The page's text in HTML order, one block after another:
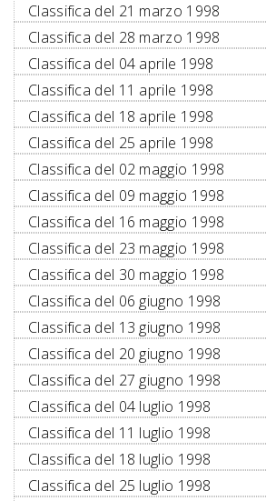
Classifica del 21 marzo 1998
Classifica del 28 marzo 1998
Classifica del 04 aprile 1998
Classifica del 11 aprile 1998
Classifica del 18 aprile 1998
Classifica del 25 aprile 1998
Classifica del 02 maggio 1998
Classifica del 09 maggio 1998
Classifica del 16 maggio 1998
Classifica del 23 maggio 1998
Classifica del 30 maggio 1998
Classifica del 06 giugno 1998
Classifica del 13 giugno 1998
Classifica del 20 giugno 1998
Classifica del 27 giugno 1998
Classifica del 04 luglio 1998
Classifica del 11 luglio 1998
Classifica del 18 luglio 1998
Classifica del 25 luglio 1998